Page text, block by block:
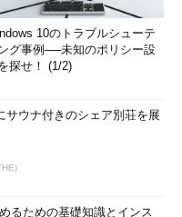
10のトラブルシューテ
グ事例──未知のポリシー設
探せ！ (1/2)
サウナ付きのシェア別荘を展
るための基礎知識とインス